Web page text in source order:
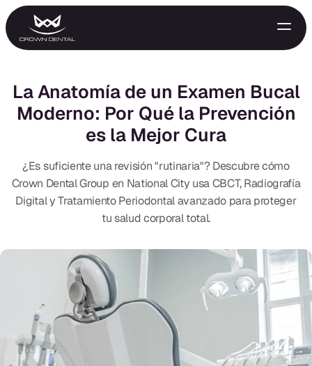
GENERAL
Extracciones
Protectores Nocturnos
Exámenes Orales
Tratamiento Periodontal
La Anatomía de un Examen Bucal
Moderno: Por Qué la Prevención
es la Mejor Cura
¿Es suficiente una revisión "rutinaria"? Descubre cómo
Crown Dental Group en National City usa CBCT, Radiografía
Digital y Tratamiento Periodontal avanzado para proteger
tu salud corporal total.